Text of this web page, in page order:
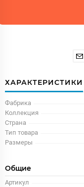
ХАРАКТЕРИСТИКИ
Фабрика
Коллекция
Страна
Тип товара
Размеры
Общие
Артикул